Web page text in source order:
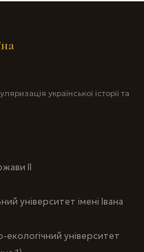
української історії та
II
університет імені Івана
університет